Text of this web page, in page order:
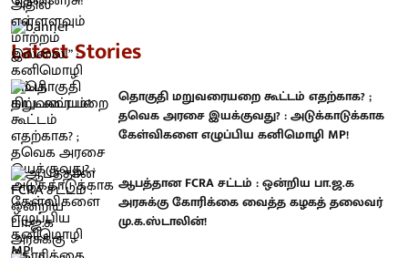
Latest Stories
தொகுதி மறுவரையறை கூட்டம் எதற்காக? ;
தவெக அரசை இயக்குவது? : அடுக்காடுக்காக
கேள்விகளை எழுப்பிய கனிமொழி MP!
ஆபத்தான FCRA சட்டம் : ஒன்றிய பா.ஜ.க
அரசுக்கு கோரிக்கை வைத்த கழகத் தலைவர்
மு.க.ஸ்டாலின்!